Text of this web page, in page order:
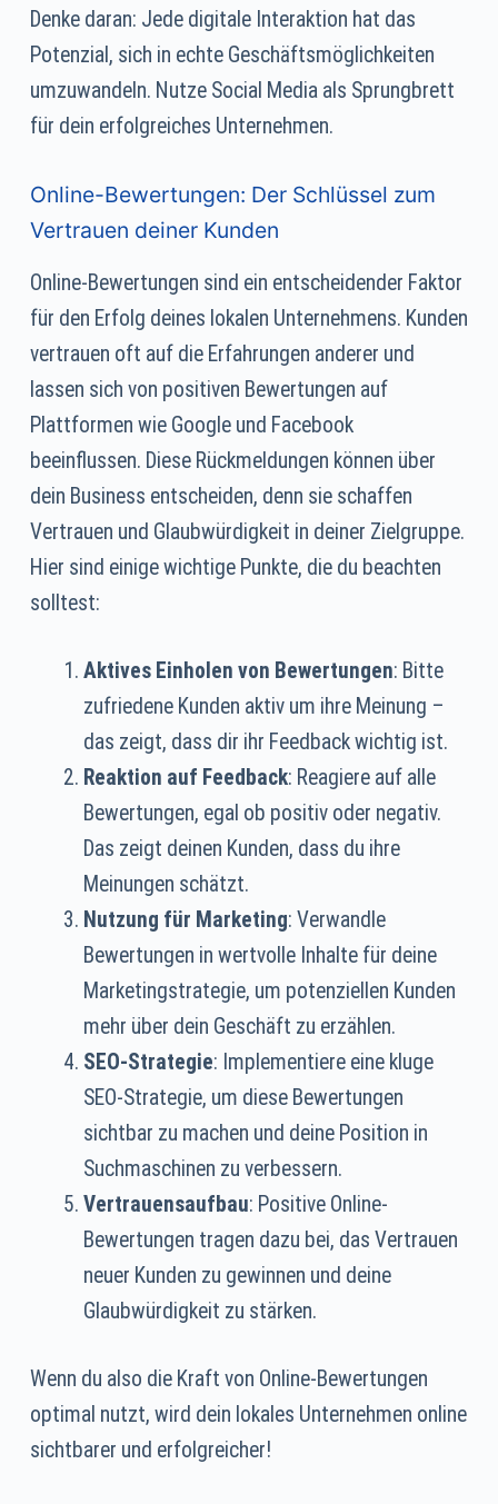
Denke daran: Jede digitale Interaktion hat das
Potenzial, sich in echte Geschäftsmöglichkeiten
umzuwandeln. Nutze Social Media als Sprungbrett
für dein erfolgreiches Unternehmen.
Online-Bewertungen: Der Schlüssel zum
Vertrauen deiner Kunden
Online-Bewertungen sind ein entscheidender Faktor
für den Erfolg deines lokalen Unternehmens. Kunden
vertrauen oft auf die Erfahrungen anderer und
lassen sich von positiven Bewertungen auf
Plattformen wie Google und Facebook
beeinflussen. Diese Rückmeldungen können über
dein Business entscheiden, denn sie schaffen
Vertrauen und Glaubwürdigkeit in deiner Zielgruppe.
Hier sind einige wichtige Punkte, die du beachten
solltest:
Aktives Einholen von Bewertungen: Bitte
zufriedene Kunden aktiv um ihre Meinung –
das zeigt, dass dir ihr Feedback wichtig ist.
Reaktion auf Feedback: Reagiere auf alle
Bewertungen, egal ob positiv oder negativ.
Das zeigt deinen Kunden, dass du ihre
Meinungen schätzt.
Nutzung für Marketing: Verwandle
Bewertungen in wertvolle Inhalte für deine
Marketingstrategie, um potenziellen Kunden
mehr über dein Geschäft zu erzählen.
SEO-Strategie: Implementiere eine kluge
SEO-Strategie, um diese Bewertungen
sichtbar zu machen und deine Position in
Suchmaschinen zu verbessern.
Vertrauensaufbau: Positive Online-
Bewertungen tragen dazu bei, das Vertrauen
neuer Kunden zu gewinnen und deine
Glaubwürdigkeit zu stärken.
Wenn du also die Kraft von Online-Bewertungen
optimal nutzt, wird dein lokales Unternehmen online
sichtbarer und erfolgreicher!